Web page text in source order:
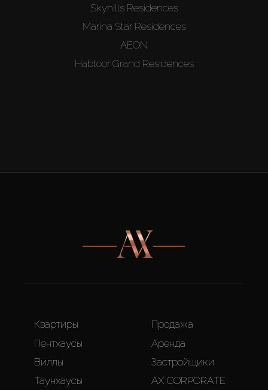
Skyhills Residences
Marina Star Residences
AEON
Habtoor Grand Residences
Квартиры
Пентхаусы
Виллы
Таунхаусы
Продажа
Аренда
Застройщики
AX CORPORATE